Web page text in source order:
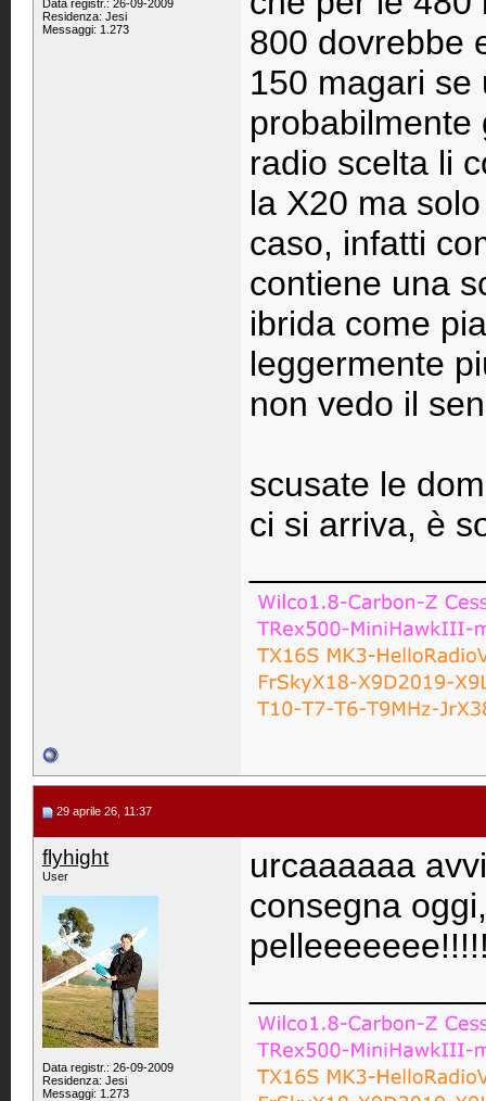
Data registr.: 26-09-2009
Residenza: Jesi
Messaggi: 1.273
800 dovrebbe
150 magari se
probabilmente
radio scelta li
la X20 ma
caso, infatti
contiene una
ibrida come
leggermente
non vedo il
scusate le
ci si arriva, è
29 aprile 26, 11:37
flyhight
User
Data registr.: 26-09-2009
Residenza: Jesi
Messaggi: 1.273
urcaaaaaa
consegna